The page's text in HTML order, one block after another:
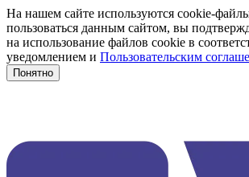
На нашем сайте используются cookie-
пользоваться данным сайтом, вы
на использование файлов cookie в
уведомлением и Пользовательским
Понятно